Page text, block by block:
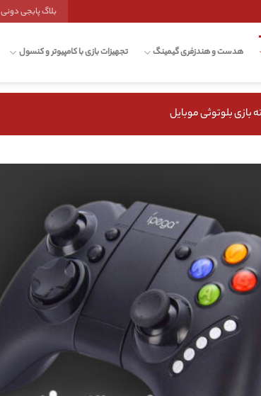
بلاگ پابجی دونی
هدست و هندزفری گیمینگ تجهیزات بازی با کامپیوتر و کنسول
بازی بلوتوثی موبایل